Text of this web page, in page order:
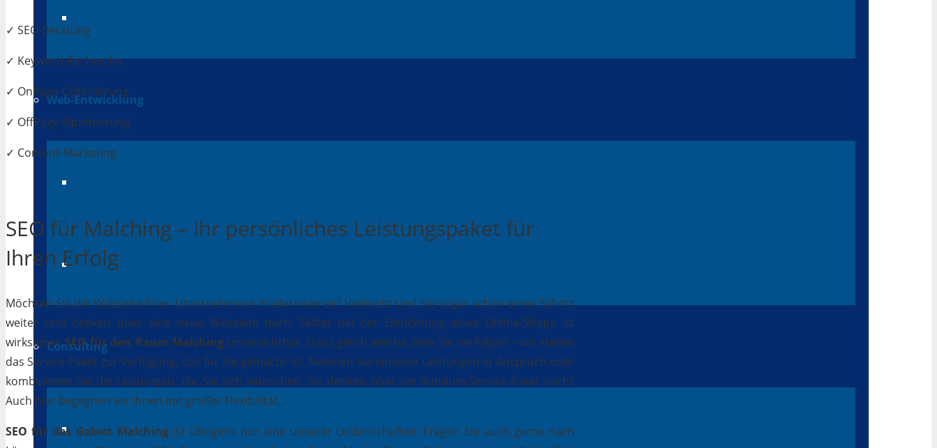
Web-Entwicklung
App-Entwicklung
Consulting
IT Beratung
✓ SEO-Beratung
✓ Keyword-Recherche
✓ OnPage-Optimierung
✓ OffPage-Optimierung
✓ Content-Marketing
SEO für Malching – Ihr persönliches Leistungspaket für
Ihren Erfolg
Möchten Sie die Webseite Ihres Unternehmens modernisieren? Vielleicht sind Sie sogar schon einen Schritt
weiter und denken über eine neue Webseite nach. Selbst bei der Einrichtung eines Online-Shops ist
wirksamesSEO für den Raum Malchingunverzichtbar. Ganz gleich welche Ziele Sie verfolgen – wir stellen
das Service-Paket zur Verfügung, das für Sie gemacht ist. Nehmen Sie einzelne Leistungen in Anspruch oder
kombinieren Sie die Leistungen, die Sie sich wünschen. Sie denken über ein Rundum-Service-Paket nach?
Auch hier begegnen wir Ihnen mit großer Flexibilität.
SEO für das Gebiet Malchingist übrigens nur eine unserer Leidenschaften. Fragen Sie auch gerne nach